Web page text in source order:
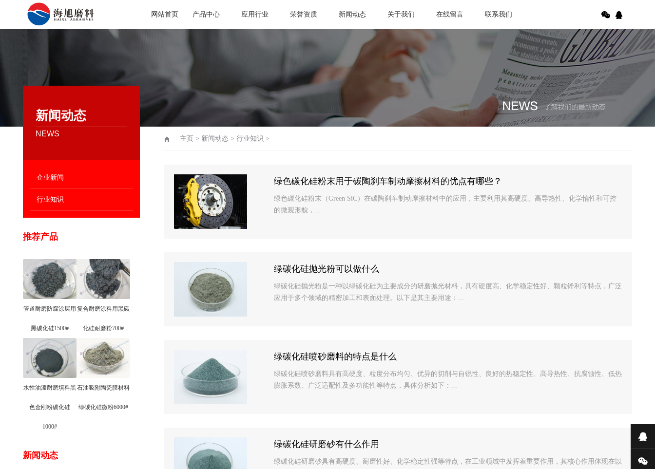
网站首页 产品中心 应用行业 荣誉资质 新闻动态 关于我们 在线留言 联系我们
新闻动态
NEWS
企业新闻
行业知识
推荐产品
管道耐磨防腐涂层用
黑碳化硅1500#
复合耐磨涂料用黑碳
化硅耐磨粉700#
水性油漆耐磨填料黑
色金刚粉碳化硅
1000#
石油吸附陶瓷膜材料
绿碳化硅微粉6000#
新闻动态
主页 > 新闻动态 > 行业知识 >
绿色碳化硅粉末用于碳陶刹车制动摩擦材料的优点有哪些？
绿色碳化硅粉末（Green SiC）在碳陶刹车制动摩擦材料中的应用，主要利用其高硬度、高导热性、化学惰性和可控
的微观形貌，...
绿碳化硅抛光粉可以做什么
绿碳化硅抛光粉是一种以绿碳化硅为主要成分的研磨抛光材料，具有硬度高、化学稳定性好、颗粒锋利等特点，广泛
应用于多个领域的精密加工和表面处理。以下是其主要用途：...
绿碳化硅喷砂磨料的特点是什么
绿碳化硅喷砂磨料具有高硬度、粒度分布均匀、优异的切削与自锐性、良好的热稳定性、高导热性、抗腐蚀性、低热
膨胀系数、广泛适配性及多功能性等特点，具体分析如下：...
绿碳化硅研磨砂有什么作用
绿碳化硅研磨砂具有高硬度、耐磨性好、化学稳定性强等特点，在工业领域中发挥着重要作用，其核心作用体现在以
在
微